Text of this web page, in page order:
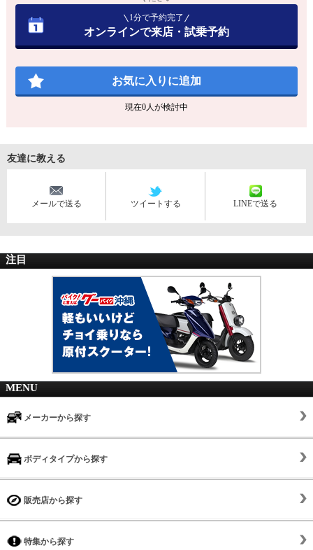
1分で予約完了
オンラインで来店・試乗予約
お気に入りに追加
現在0人が検討中
友達に教える
メールで送る ツイートする LINEで送る
注目
MENU
メーカーから探す
ボディタイプから探す
販売店から探す
特集から探す